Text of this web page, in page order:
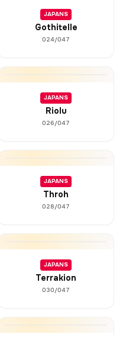
JAPANS
Gothitelle
024/047
JAPANS
Riolu
026/047
JAPANS
Throh
028/047
JAPANS
Terrakion
030/047